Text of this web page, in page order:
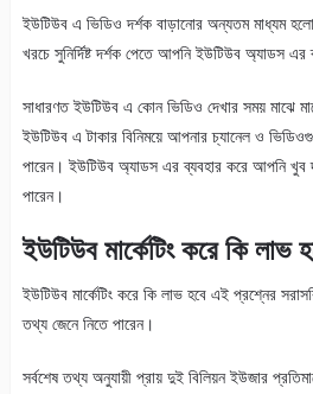
ইউটিউব এ ভিডিও দর্শক বাড়ানোর অন্যতম মাধ্যম
খরচে সুনির্দিষ্ট দর্শক পেতে আপনি ইউটিউব অ্যাডস
সাধারণত ইউটিউব এ কোন ভিডিও দেখার সময় মাঝে
ইউটিউব এ টাকার বিনিময়ে আপনার চ্যানেল ও
পারেন। ইউটিউব অ্যাডস এর ব্যবহার করে আপনি খুব
পারেন।
ইউটিউব মার্কেটিং করে কি লাভ
ইউটিউব মার্কেটিং করে কি লাভ হবে এই প্রশ্নের
তথ্য জেনে নিতে পারেন।
সর্বশেষ তথ্য অনুযায়ী প্রায় দুই বিলিয়ন ইউজার